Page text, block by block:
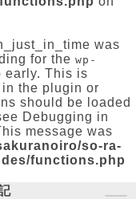
was
for the wp-
early. This is
the plugin or
should be loaded
Debugging in
message was
so-ra-
functions.php